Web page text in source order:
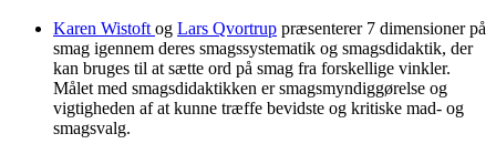
Karen Wistoft og Lars Qvortrup præsenterer 7 dimensioner på
smag igennem deres smagssystematik og smagsdidaktik, der
kan bruges til at sætte ord på smag fra forskellige vinkler.
Målet med smagsdidaktikken er smagsmyndiggørelse og
vigtigheden af at kunne træffe bevidste og kritiske mad- og
smagsvalg.